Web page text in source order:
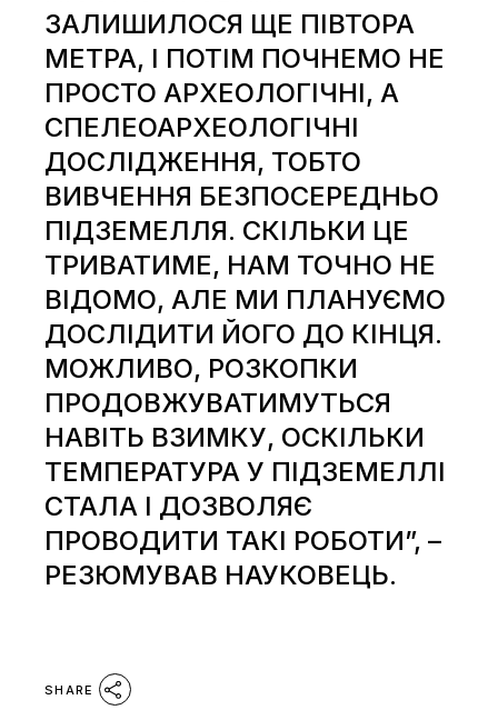
ЗАЛИШИЛОСЯ ЩЕ ПІВТОРА
МЕТРА, І ПОТІМ ПОЧНЕМО НЕ
ПРОСТО АРХЕОЛОГІЧНІ, А
СПЕЛЕОАРХЕОЛОГІЧНІ
ДОСЛІДЖЕННЯ, ТОБТО
ВИВЧЕННЯ БЕЗПОСЕРЕДНЬО
ПІДЗЕМЕЛЛЯ. СКІЛЬКИ ЦЕ
ТРИВАТИМЕ, НАМ ТОЧНО НЕ
ВІДОМО, АЛЕ МИ ПЛАНУЄМО
ДОСЛІДИТИ ЙОГО ДО КІНЦЯ.
МОЖЛИВО, РОЗКОПКИ
ПРОДОВЖУВАТИМУТЬСЯ
НАВІТЬ ВЗИМКУ, ОСКІЛЬКИ
ТЕМПЕРАТУРА У ПІДЗЕМЕЛЛІ
СТАЛА І ДОЗВОЛЯЄ
ПРОВОДИТИ ТАКІ РОБОТИ”, –
РЕЗЮМУВАВ НАУКОВЕЦЬ.
SHARE